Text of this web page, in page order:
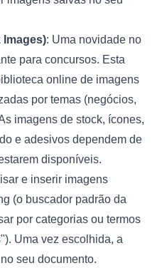
Images): Uma novidade no
para concursos. Esta
online de imagens
por temas (negócios,
imagens de stock, ícones,
e adesivos dependem de
disponíveis.
e inserir imagens
(o buscador padrão da
por categorias ou termos
Uma vez escolhida, a
seu documento.